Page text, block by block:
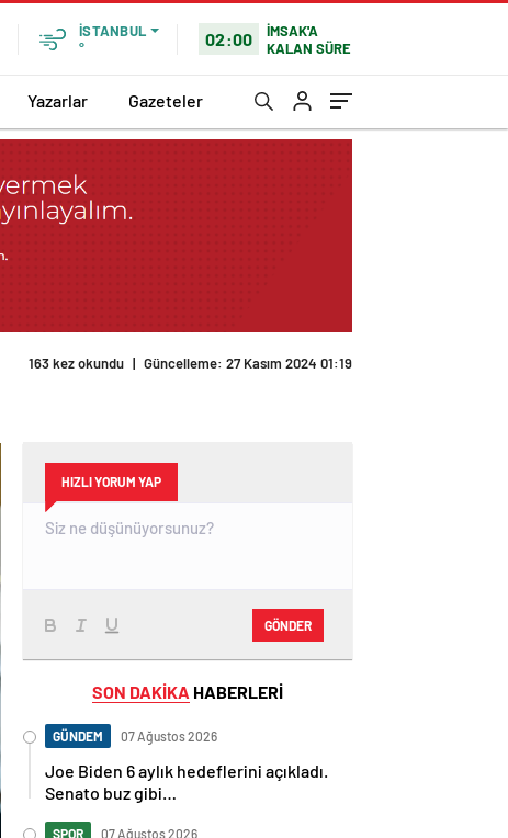
İSTANBUL
°
02:00
İMSAK'A
KALAN SÜRE
Yazarlar Gazeteler
163 kez okundu | Güncelleme: 27 Kasım 2024 01:19
HIZLI YORUM YAP
GÖNDER
SON DAKİKA HABERLERİ
GÜNDEM 07 Ağustos 2026
Joe Biden 6 aylık hedeflerini açıkladı.
Senato buz gibi…
SPOR 07 Ağustos 2026